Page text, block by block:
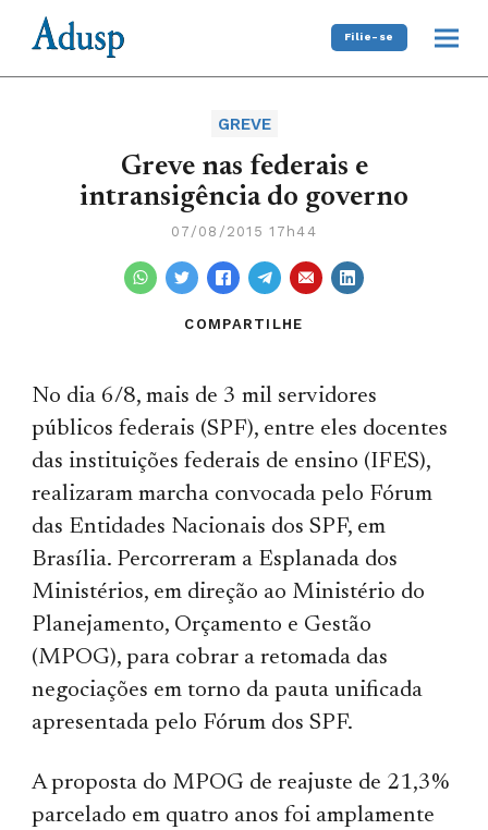
Filie-se
GREVE
Greve nas federais e
intransigência do governo
07/08/2015 17h44
COMPARTILHE
No dia 6/8, mais de 3 mil servidores
públicos federais (SPF), entre eles docentes
das instituições federais de ensino (IFES),
realizaram marcha convocada pelo Fórum
das Entidades Nacionais dos SPF, em
Brasília. Percorreram a Esplanada dos
Minis­té­rios, em direção ao Ministério do
Planeja­men­to, Orçamento e Gestão
(MPOG), para cobrar a retomada das
negociações em torno da pauta unificada
apresentada pelo Fórum dos SPF.
A proposta do MPOG de reajuste de 21,3%
parcelado em quatro anos foi amplamente